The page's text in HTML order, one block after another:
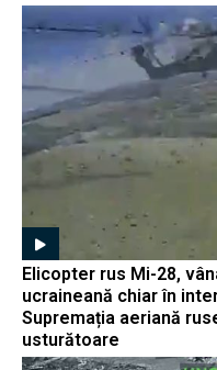
Elicopter rus Mi-28,
ucraineană chiar în
Supremația aeriană
usturătoare